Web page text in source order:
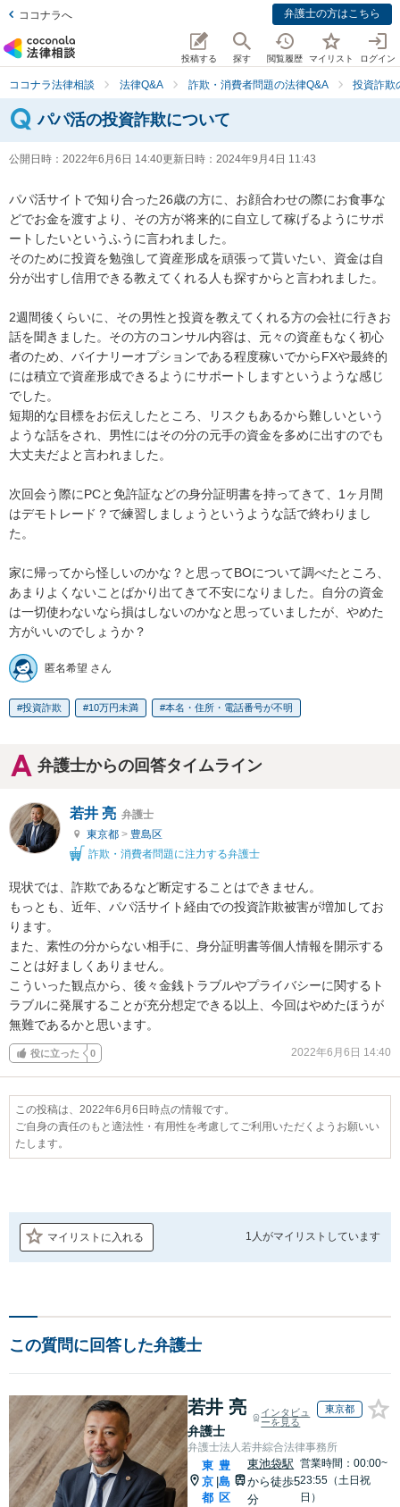
ココナラへ 弁護士の方はこちら
投稿する 探す 閲覧履歴 マイリスト ログイン
ココナラ法律相談 法律Q&A 詐欺・消費者問題の法律Q&A 投資詐欺
パパ活の投資詐欺について
公開日時： 2022年6月6日 14:40更新日時： 2024年9月4日 11:43
パパ活サイトで知り合った26歳の方に、お顔合わせの際にお食事な
どでお金を渡すより、その方が将来的に自立して稼げるようにサポ
ートしたいというふうに言われました。
そのために投資を勉強して資産形成を頑張って貰いたい、資金は自
分が出すし信用できる教えてくれる人も探すからと言われました。
2週間後くらいに、その男性と投資を教えてくれる方の会社に行きお
話を聞きました。その方のコンサル内容は、元々の資産もなく初心
者のため、バイナリーオプションである程度稼いでからFXや最終的
には積立で資産形成できるようにサポートしますというような感じ
でした。
短期的な目標をお伝えしたところ、リスクもあるから難しいという
ような話をされ、男性にはその分の元手の資金を多めに出すのでも
大丈夫だよと言われました。
次回会う際にPCと免許証などの身分証明書を持ってきて、1ヶ月間
はデモトレード？で練習しましょうというような話で終わりまし
た。
家に帰ってから怪しいのかな？と思ってBOについて調べたところ、
あまりよくないことばかり出てきて不安になりました。自分の資金
は一切使わないなら損はしないのかなと思っていましたが、やめた
方がいいのでしょうか？
匿名希望 さん
投資詐欺 10万円未満 本名・住所・電話番号が不明
弁護士からの回答タイムライン
若井 亮 弁護士
東京都 > 豊島区
詐欺・消費者問題に注力する弁護士
現状では、詐欺であるなど断定することはできません。
もっとも、近年、パパ活サイト経由での投資詐欺被害が増加してお
ります。
また、素性の分からない相手に、身分証明書等個人情報を開示する
ことは好ましくありません。
こういった観点から、後々金銭トラブルやプライバシーに関するト
ラブルに発展することが充分想定できる以上、今回はやめたほうが
無難であるかと思います。
役に立った 0 2022年6月6日 14:40
この投稿は、2022年6月6日時点の情報です。
ご自身の責任のもと適法性・有用性を考慮してご利用いただくようお願いい
たします。
マイリストに入れる 1人がマイリストしています
この質問に回答した弁護士
若井 亮
弁護士
インタビュ
ーを見る
東京都
弁護士法人若井綜合法律事務所
東
京
都
|
豊
島
区
東池袋駅
から徒歩5
分
営業時間：00:00~
23:55（土日祝
日）